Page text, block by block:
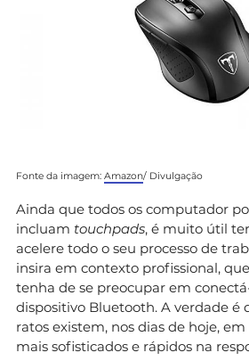
Fonte da imagem: Amazon/ Divulgação
Ainda que todos os computador
incluam touchpads, é muito útil
acelere todo o seu processo de
insira em contexto profissional,
tenha de se preocupar em
dispositivo Bluetooth. A verdade é
ratos existem, nos dias de hoje,
mais sofisticados e rápidos na